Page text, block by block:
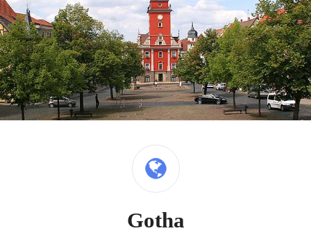
Gotha